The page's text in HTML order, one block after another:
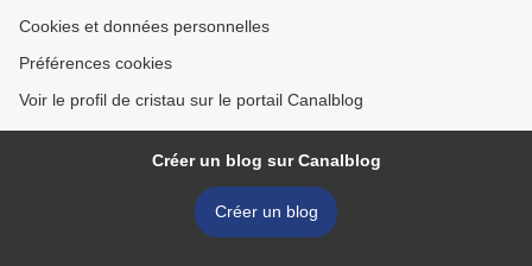
Cookies et données personnelles
Préférences cookies
Voir le profil de cristau sur le portail Canalblog
Créer un blog sur Canalblog
Créer un blog